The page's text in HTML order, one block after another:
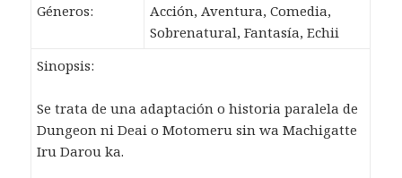
Géneros:
Acción, Aventura, Comedia,
Sobrenatural, Fantasía, Echii
Sinopsis:
Se trata de una adaptación o historia paralela de
Dungeon ni Deai o Motomeru sin wa Machigatte
Iru Darou ka.